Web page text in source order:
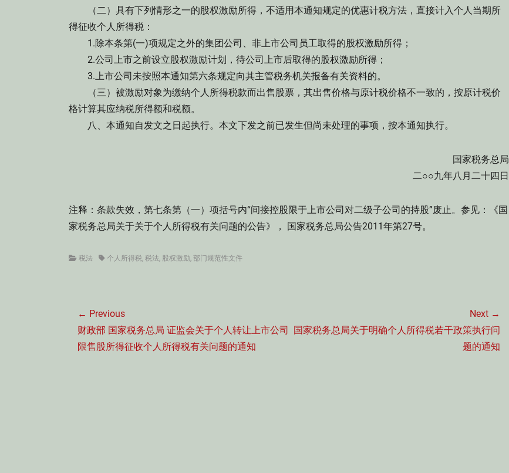
（二）具有下列情形之一的股权激励所得，不适用本通知规定的优惠计税方法，直接计入个人当期所
得征收个人所得税：
1.除本条第(一)项规定之外的集团公司、非上市公司员工取得的股权激励所得；
2.公司上市之前设立股权激励计划，待公司上市后取得的股权激励所得；
3.上市公司未按照本通知第六条规定向其主管税务机关报备有关资料的。
（三）被激励对象为缴纳个人所得税款而出售股票，其出售价格与原计税价格不一致的，按原计税价
格计算其应纳税所得额和税额。
八、本通知自发文之日起执行。本文下发之前已发生但尚未处理的事项，按本通知执行。
国家税务总局
二○○九年八月二十四日
注释：条款失效，第七条第（一）项括号内“间接控股限于上市公司对二级子公司的持股”废止。参见：《国
家税务总局关于关于个人所得税有关问题的公告》， 国家税务总局公告2011年第27号。
Categories
税法 Tags个人所得税, 税法, 股权激励, 部门规范性文件
章
导
航
← Previous
Previous
post:
财政部 国家税务总局 证监会关于个人转让上市公司
限售股所得征收个人所得税有关问题的通知
Next →
Next
国家税务总局关于明确个人所得税若干政策执行问
题的通知